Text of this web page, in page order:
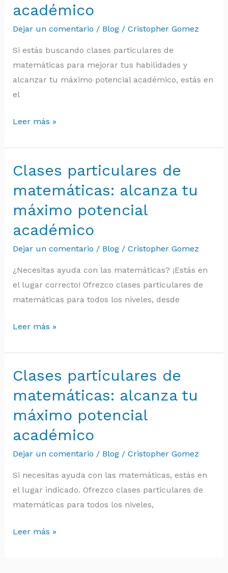
académico
Dejar un comentario / Blog/ Cristopher Gomez
Si estás buscando clases particulares de
matemáticas para mejorar tus habilidades y
alcanzar tu máximo potencial académico, estás en
el
alcanza
máximo
potencial
académico
Leer más »
Clases particulares de
matemáticas: alcanza tu
máximo potencial
académico
Dejar un comentario / Blog/ Cristopher Gomez
¿Necesitas ayuda con las matemáticas? ¡Estás en
el lugar correcto! Ofrezco clases particulares de
matemáticas para todos los niveles, desde
Clases
de
matemáticas:
alcanza
máximo
potencial
académico
Leer más »
Clases particulares de
matemáticas: alcanza tu
máximo potencial
académico
Dejar un comentario / Blog/ Cristopher Gomez
Si necesitas ayuda con las matemáticas, estás en
el lugar indicado. Ofrezco clases particulares de
matemáticas para todos los niveles,
Clases
de
matemáticas:
alcanza
máximo
potencial
académico
Leer más »